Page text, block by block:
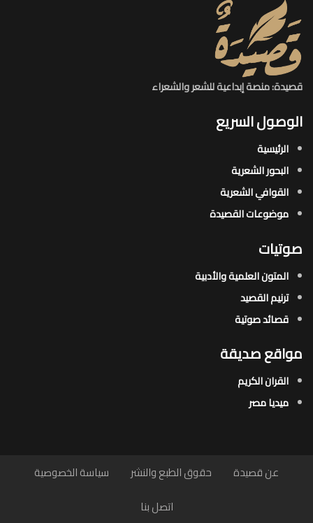
قصيدة: منصة إبداعية للشعر والشعراء
الوصول السريع
الرئيسية
البحور الشعرية​
القوافي الشعرية​
موضوعات القصيدة​
صوتيات
المتون العلمية والأدبية
ترنيم القصيد
قصائد صوتية
مواقع صديقة
القران الكريم
ميديا مصر
عن قصيدة حقوق الطبع والنشر
سياسة الخصوصية
اتصل بنا